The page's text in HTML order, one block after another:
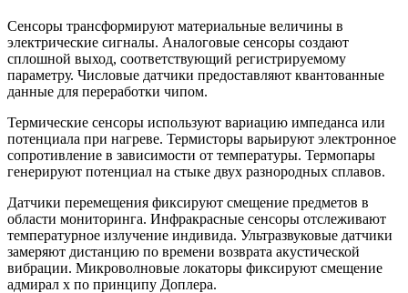
Сенсоры трансформируют материальные величины в
электрические сигналы. Аналоговые сенсоры создают
сплошной выход, соответствующий регистрируемому
параметру. Числовые датчики предоставляют квантованные
данные для переработки чипом.
Термические сенсоры используют вариацию импеданса или
потенциала при нагреве. Термисторы варьируют электронное
сопротивление в зависимости от температуры. Термопары
генерируют потенциал на стыке двух разнородных сплавов.
Датчики перемещения фиксируют смещение предметов в
области мониторинга. Инфракрасные сенсоры отслеживают
температурное излучение индивида. Ультразвуковые датчики
замеряют дистанцию по времени возврата акустической
вибрации. Микроволновые локаторы фиксируют смещение
адмирал х по принципу Доплера.